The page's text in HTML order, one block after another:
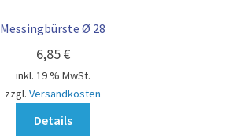
Messingbürste Ø 28
6,85€
inkl. 19 % MwSt.
zzgl. Versandkosten
Details